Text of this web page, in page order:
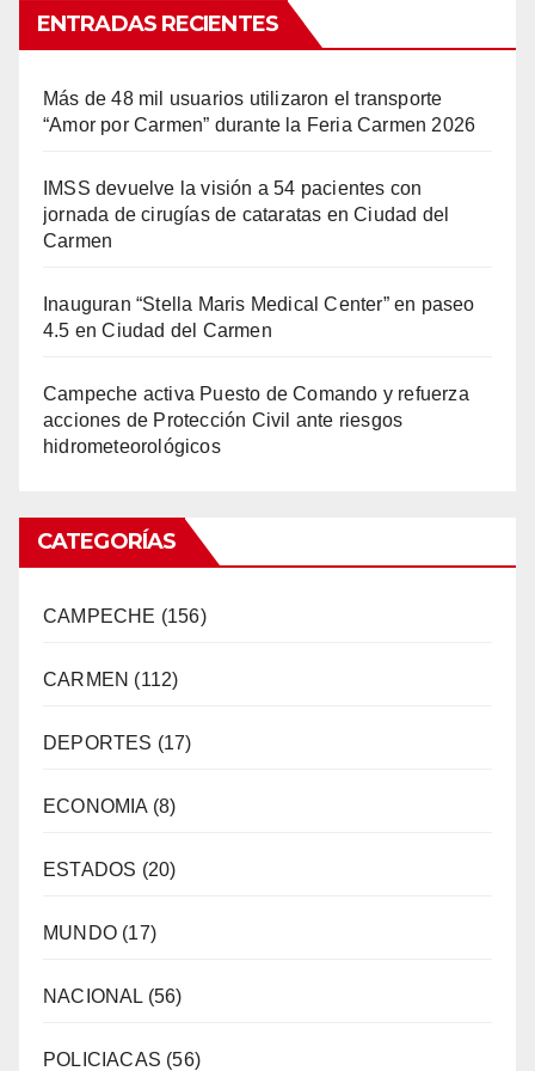
ENTRADAS RECIENTES
Más de 48 mil usuarios utilizaron el transporte
“Amor por Carmen” durante la Feria Carmen 2026
IMSS devuelve la visión a 54 pacientes con
jornada de cirugías de cataratas en Ciudad del
Carmen
Inauguran “Stella Maris Medical Center” en paseo
4.5 en Ciudad del Carmen
Campeche activa Puesto de Comando y refuerza
acciones de Protección Civil ante riesgos
hidrometeorológicos
CATEGORÍAS
CAMPECHE (156)
CARMEN (112)
DEPORTES (17)
ECONOMIA (8)
ESTADOS (20)
MUNDO (17)
NACIONAL (56)
POLICIACAS (56)